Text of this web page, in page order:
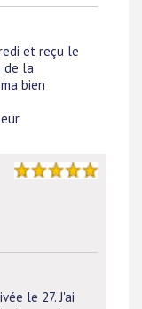
et reçu le
de la
bien
le 27. J'ai